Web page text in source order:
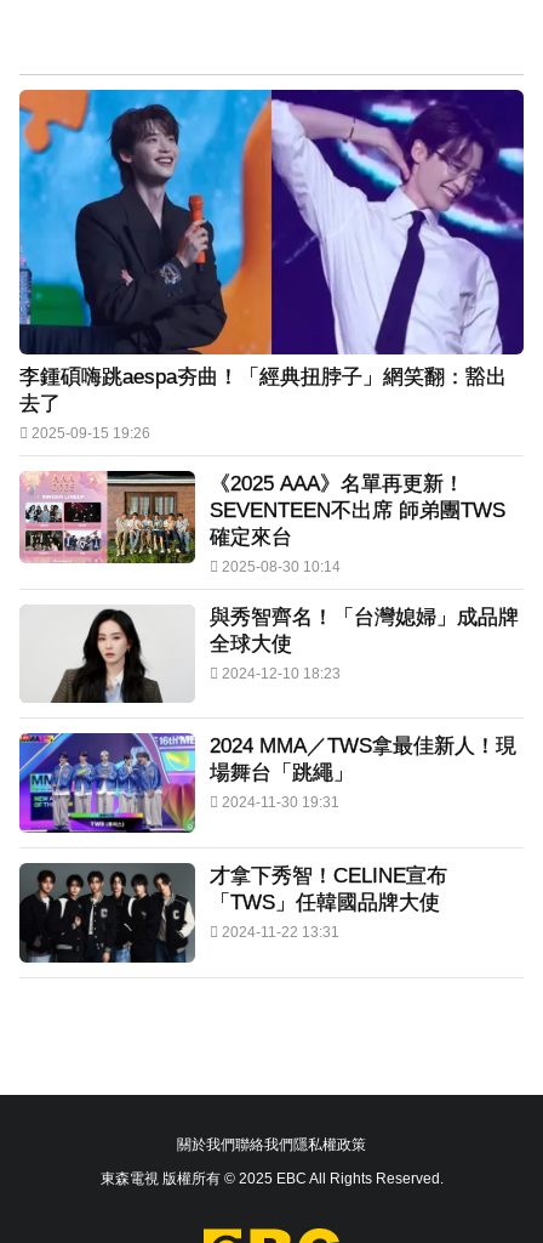
李鍾碩嗨跳aespa夯曲！「經典扭脖子」網笑翻：豁出
去了
2025-09-15 19:26
《2025 AAA》名單再更新！
SEVENTEEN不出席 師弟團TWS
確定來台
2025-08-30 10:14
與秀智齊名！「台灣媳婦」成品牌
全球大使
2024-12-10 18:23
2024 MMA／TWS拿最佳新人！現
場舞台「跳繩」
2024-11-30 19:31
才拿下秀智！CELINE宣布
「TWS」任韓國品牌大使
2024-11-22 13:31
關於我們聯絡我們隱私權政策
東森電視 版權所有 © 2025 EBC All Rights Reserved.